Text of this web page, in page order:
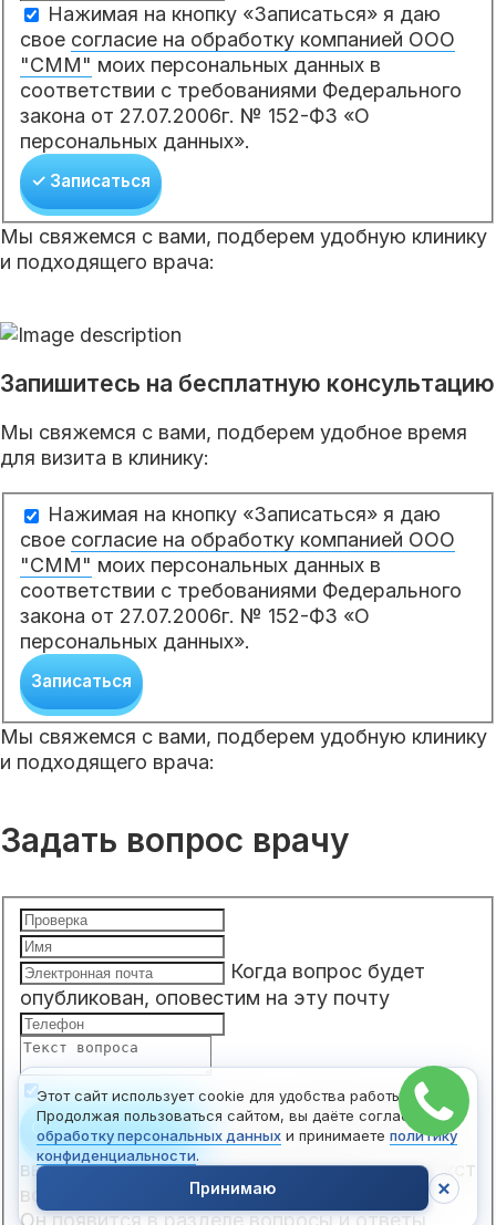
Этот сайт использует cookie для удобства работы.
Продолжая пользоваться сайтом, вы даёте согласие на
обработку персональных данных и принимаете политику
конфиденциальности.
Принимаю
Нажимая на кнопку «Записаться» я даю
свое согласие на обработку компанией ООО
"СММ" моих персональных данных в
соответствии с требованиями Федерального
закона от 27.07.2006г. № 152-ФЗ «О
персональных данных».
✓ Записаться
Мы свяжемся с вами, подберем удобную клинику
и подходящего врача:
Запишитесь на бесплатную консультацию
Мы свяжемся с вами, подберем удобное время
для визита в клинику:
Нажимая на кнопку «Записаться» я даю
свое согласие на обработку компанией ООО
"СММ" моих персональных данных в
соответствии с требованиями Федерального
закона от 27.07.2006г. № 152-ФЗ «О
персональных данных».
Записаться
Мы свяжемся с вами, подберем удобную клинику
и подходящего врача:
Задать вопрос врачу
Когда вопрос будет
опубликован, оповестим на эту почту
Отправить вопрос
Чтобы отправить вопрос,
введите ваше имя, электронную почту и текст
вопроса.
Он появится в разделе вопросы и ответы